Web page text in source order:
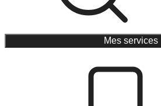
Mes services